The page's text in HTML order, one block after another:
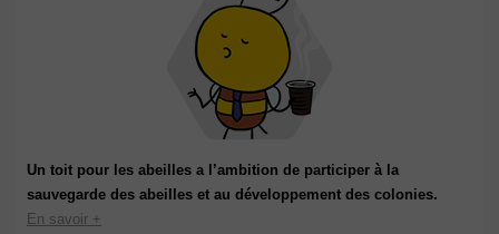
Un toit pour les abeilles a l’ambition de participer à la
sauvegarde des abeilles et au développement des colonies.
En savoir +